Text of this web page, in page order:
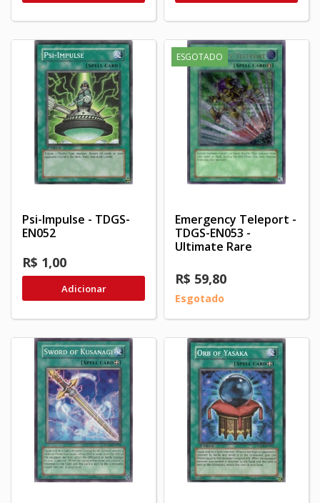
Psi-Impulse - TDGS-
EN052
R$ 1,00
Adicionar
ESGOTADO
Emergency Teleport -
TDGS-EN053 -
Ultimate Rare
R$ 59,80
Esgotado